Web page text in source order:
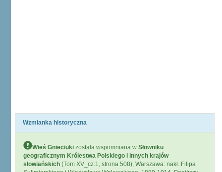
Wzmianka historyczna
Wieś Gnieciuki została wspomniana w Słowniku
geograficznym Królestwa Polskiego i innych krajów
słowiańskich (Tom XV_cz.1, strona 508), Warszawa: nakł. Filipa